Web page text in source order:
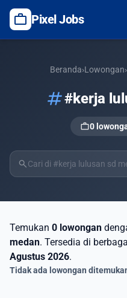
work Pixel Jobs
Beranda›Lowongan›
tag#kerja
work0
search
Temukan 0 lowongan
medan. Tersedia di
Agustus 2026.
Tidak ada lowongan